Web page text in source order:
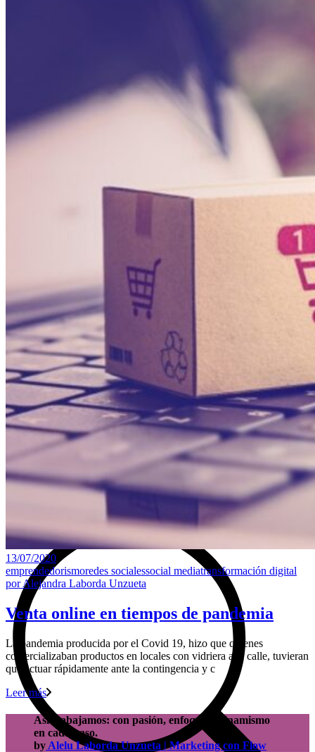
Inicio
Agencia
Testimonios
Blog
13/07/2020
emprendedorismoredes socialessocial mediatransformación digital
porAlejandra Laborda Unzueta
Venta online en tiempos de pandemia
La pandemia producida por el Covid 19, hizo que quienes
comercializaban productos en locales con vidriera a la calle, tuvieran
que actuar rápidamente ante la contingencia y c
Leer más
Así trabajamos: con pasión, enfoque y dinamismo
en cada paso.
by Alelu Laborda Unzueta | Marketing con Flow